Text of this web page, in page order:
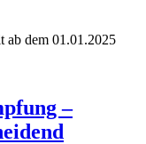
ab dem 01.01.2025
–